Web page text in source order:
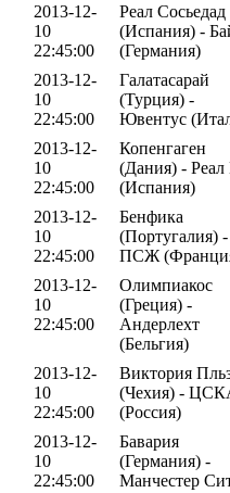
2013-12-
10
22:45:00
Реал Сосьедад
(Испания) -
(Германия)
2013-12-
10
22:45:00
Галатасарай
(Турция) -
Ювентус
2013-12-
10
22:45:00
Копенгаген
(Дания) -
(Испания)
2013-12-
10
22:45:00
Бенфика
(Португалия) -
ПСЖ
2013-12-
10
22:45:00
Олимпиакос
(Греция) -
Андерлехт
(Бельгия)
2013-12-
10
22:45:00
Виктория
(Чехия) -
(Россия)
2013-12-
10
22:45:00
Бавария
(Германия) -
Манчестер